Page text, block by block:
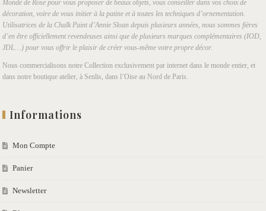
Monde de Rose pour vous proposer de beaux objets, vous conseiller dans vos choix de
décoration, voire de vous initier à la patine et à toutes les techniques d’ornementation.
Utilisatrices de la Chalk Paint d’Annie Sloan depuis plusieurs années, nous sommes fières
d’en être officiellement revendeuses ainsi que de plusieurs marques complémentaires (IOD,
JDL…) pour vous offrir le plaisir de créer vous-même votre propre décor.
Nous commercialisons notre Collection exclusivement par internet dans le monde entier, et
dans notre boutique atelier, à Senlis, dans l’Oise au Nord de Paris.
Informations
Mon Compte
Panier
Newsletter